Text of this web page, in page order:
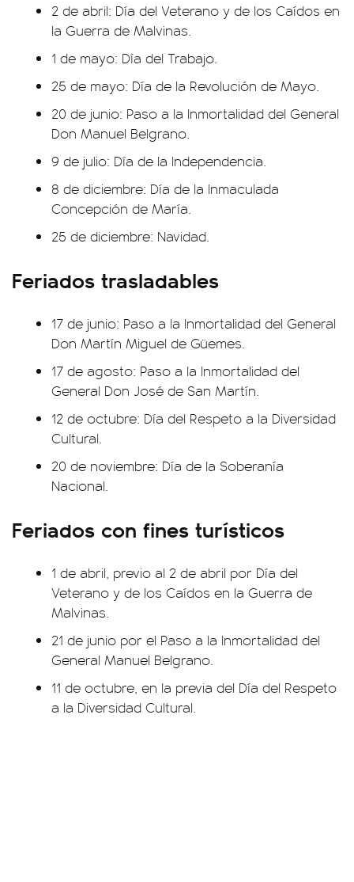
2 de abril: Día del Veterano y de los Caídos en
la Guerra de Malvinas.
1 de mayo: Día del Trabajo.
25 de mayo: Día de la Revolución de Mayo.
20 de junio: Paso a la Inmortalidad del General
Don Manuel Belgrano.
9 de julio: Día de la Independencia.
8 de diciembre: Día de la Inmaculada
Concepción de María.
25 de diciembre: Navidad.
Feriados trasladables
17 de junio: Paso a la Inmortalidad del General
Don Martín Miguel de Güemes.
17 de agosto: Paso a la Inmortalidad del
General Don José de San Martín.
12 de octubre: Día del Respeto a la Diversidad
Cultural.
20 de noviembre: Día de la Soberanía
Nacional.
Feriados con fines turísticos
1 de abril, previo al 2 de abril por Día del
Veterano y de los Caídos en la Guerra de
Malvinas.
21 de junio por el Paso a la Inmortalidad del
General Manuel Belgrano.
11 de octubre, en la previa del Día del Respeto
a la Diversidad Cultural.